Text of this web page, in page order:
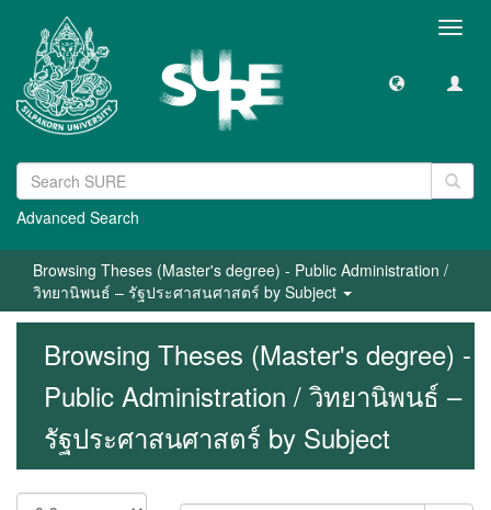
Advanced Search
Browsing Theses (Master's degree) - Public Administration /
วิทยานิพนธ์ – รัฐประศาสนศาสตร์ by Subject
Browsing Theses (Master's degree) -
Public Administration / วิทยานิพนธ์ –
รัฐประศาสนศาสตร์ by Subject